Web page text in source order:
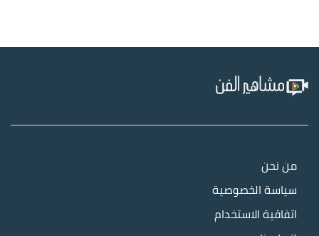
من نحن
سياسة الخصوصية
اتفاقية الاستخدام